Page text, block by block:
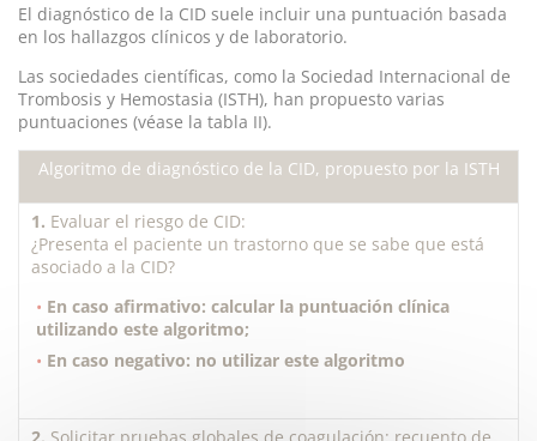
El diagnóstico de la CID suele incluir una puntuación basada
en los hallazgos clínicos y de laboratorio.
Las sociedades científicas, como la Sociedad Internacional de
Trombosis y Hemostasia (ISTH), han propuesto varias
puntuaciones (véase la tabla II).
Algoritmo de diagnóstico de la CID, propuesto por la ISTH
1. Evaluar el riesgo de CID:
¿Presenta el paciente un trastorno que se sabe que está
asociado a la CID?
En caso afirmativo: calcular la puntuación clínica
utilizando este algoritmo;
En caso negativo: no utilizar este algoritmo